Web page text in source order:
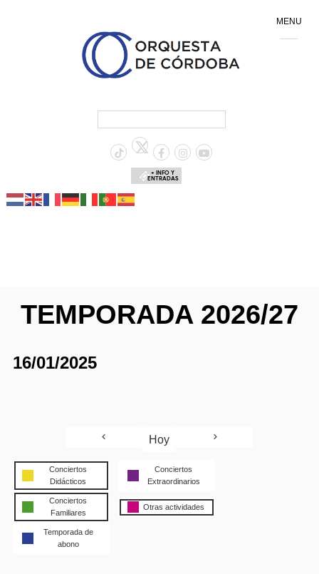
+ INFO Y
ENTRADAS
TEMPORADA 2026/27
16/01/2025
Hoy
Conciertos
Didácticos
Conciertos
Extraordinarios
Conciertos
Familiares
Otras actividades
Temporada de
abono
MENU